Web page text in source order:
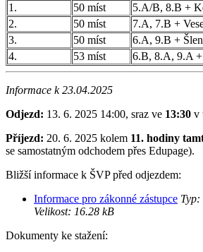
1.
50 míst
5.A/B, 8.B +
2.
50 míst
7.A, 7.B +
3.
50 míst
6.A, 9.B +
4.
53 míst 6.B, 8.A, 9.A +
Informace k 23.04.2025
Odjezd: 13. 6. 2025 14:00, sraz ve 13:30 v
Příjezd: 20. 6. 2025 kolem 11. hodiny
se samostatným odchodem přes Edupage).
Bližší informace k ŠVP před odjezdem:
Informace pro zákonné zástupce Typ:
Velikost: 16.28 kB
Dokumenty ke stažení: